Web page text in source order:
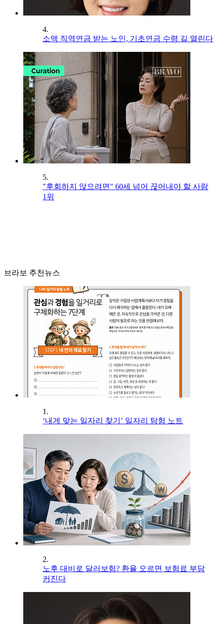
4.
소액 직역연금 받는 노인, 기초연금 수령 길 열린다
5.
"후회하지 않으려면" 60세 넘어 끊어내야 할 사람
1위
브라보 추천뉴스
1.
‘내게 맞는 일자리 찾기’ 일자리 탐험 노트
2.
노후 대비로 달러보험? 환율 오르면 보험료 부담
커진다